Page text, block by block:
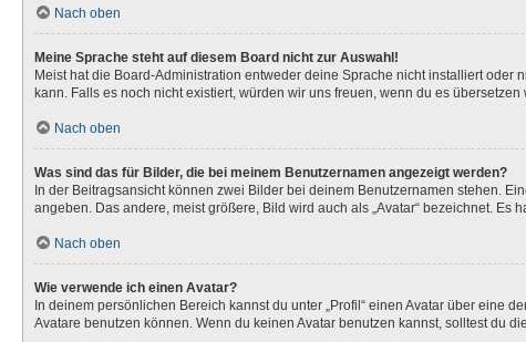
Nach oben
Meine Sprache steht auf diesem Board nicht zur Auswahl!
Meist hat die Board-Administration entweder deine Sprache nicht installiert
kann. Falls es noch nicht existiert, würden wir uns freuen, wenn du es
Nach oben
Was sind das für Bilder, die bei meinem Benutzernamen angezeigt werden?
In der Beitragsansicht können zwei Bilder bei deinem Benutzernamen stehen.
angeben. Das andere, meist größere, Bild wird auch als „Avatar“ bezeichnet.
Nach oben
Wie verwende ich einen Avatar?
In deinem persönlichen Bereich kannst du unter „Profil“ einen Avatar über eine
Avatare benutzen können. Wenn du keinen Avatar benutzen kannst, solltest du